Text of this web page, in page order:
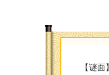
【谜